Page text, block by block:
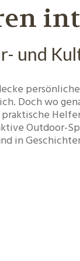
und
Doch wo
Outdoor-
in